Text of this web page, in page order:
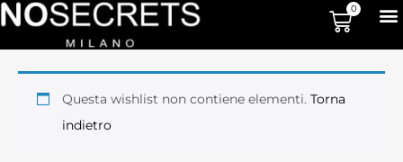
0
Questa wishlist non contiene elementi. Torna
indietro